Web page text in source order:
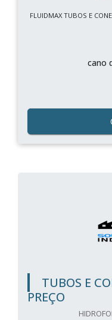
FLUIDMAX TUBOS E
cano
TUBOS E
PREÇO